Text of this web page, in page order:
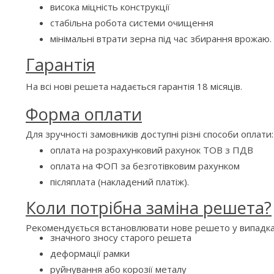
висока міцність конструкції
стабільна робота системи очищення
мінімальні втрати зерна під час збирання врожаю.
Гарантія
На всі нові решета надається гарантія 18 місяців.
Форма оплати
Для зручності замовників доступні різні способи оплати:
оплата на розрахунковий рахунок ТОВ з ПДВ
оплата на ФОП за безготівковим рахунком
післяплата (накладений платіж).
Коли потрібна заміна решета?
Рекомендується встановлювати нове решето у
значного зносу старого решета
деформації рамки
руйнування або корозії металу